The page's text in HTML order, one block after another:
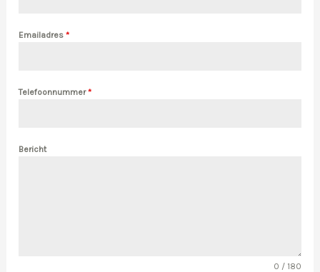
Emailadres*
Telefoonnummer*
Bericht
0 / 180